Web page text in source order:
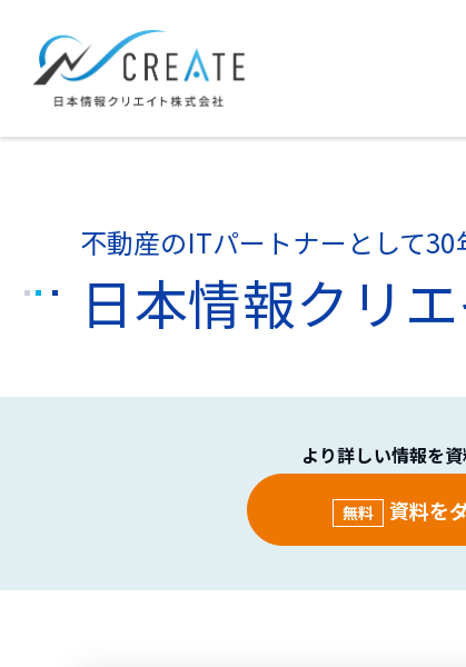
不動産のITパートナーとして30
日本情報クリ
より詳しい情報を
無料 資料を